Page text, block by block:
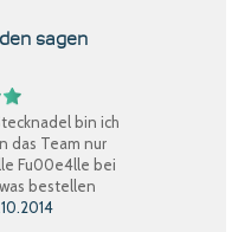
sagen
bin ich
das Team nur
Fu00e4lle bei
bestellen